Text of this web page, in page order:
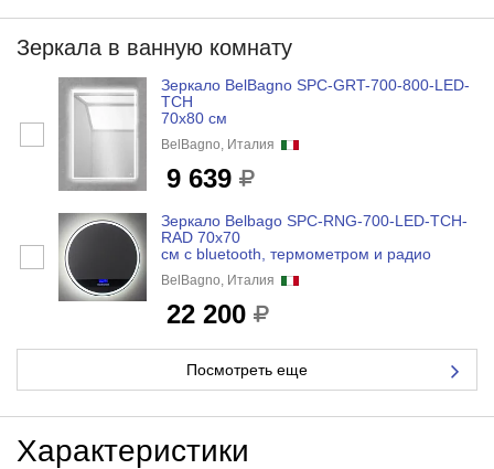
Зеркала в ванную комнату
Зеркало BelBagno SPC-GRT-700-800-LED-
TCH
70x80 см
BelBagno, Италия
9 639
Зеркало Belbago SPC-RNG-700-LED-TCH-
RAD 70x70
см с bluetooth, термометром и радио
BelBagno, Италия
22 200
Посмотреть еще
Характеристики